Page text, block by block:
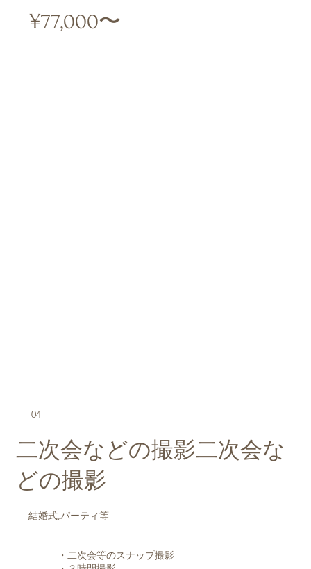
¥77,000〜
04
​二次会などの撮影​二次会な
どの撮影
・二次会等のスナップ撮影
結婚式,パーティ等